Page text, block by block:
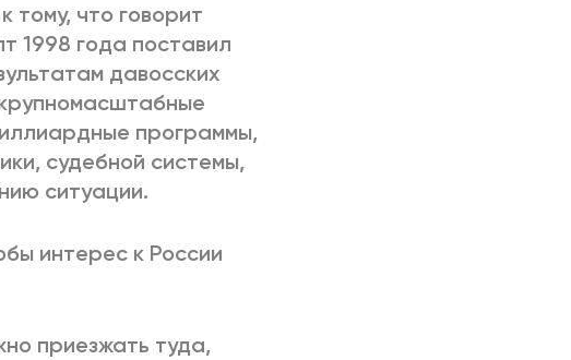
тому, что говорит
1998 года поставил
давосских
программы,
судебной системы,
ситуации.
интерес к России
приезжать туда,